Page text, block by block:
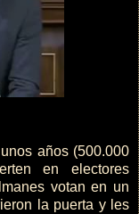
años (500.000
en electores
votan en un
la puerta y les